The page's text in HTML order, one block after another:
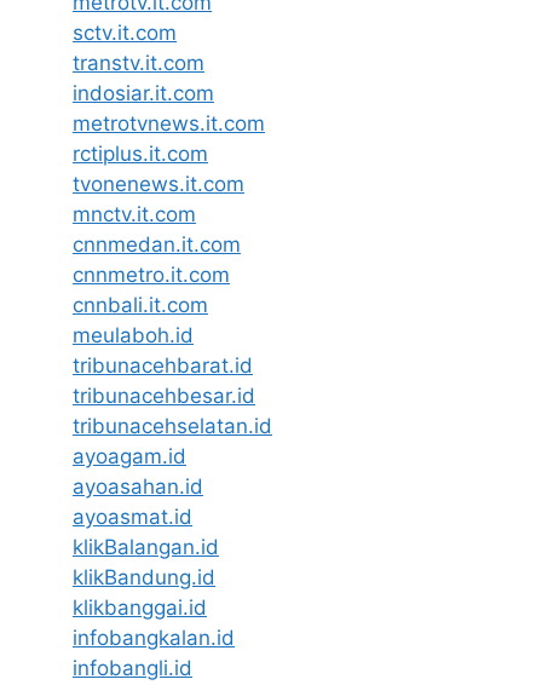
sctv.it.com
transtv.it.com
indosiar.it.com
metrotvnews.it.com
rctiplus.it.com
tvonenews.it.com
mnctv.it.com
cnnmedan.it.com
cnnmetro.it.com
cnnbali.it.com
meulaboh.id
tribunacehbarat.id
tribunacehbesar.id
tribunacehselatan.id
ayoagam.id
ayoasahan.id
ayoasmat.id
klikBalangan.id
klikBandung.id
klikbanggai.id
infobangkalan.id
infobangli.id